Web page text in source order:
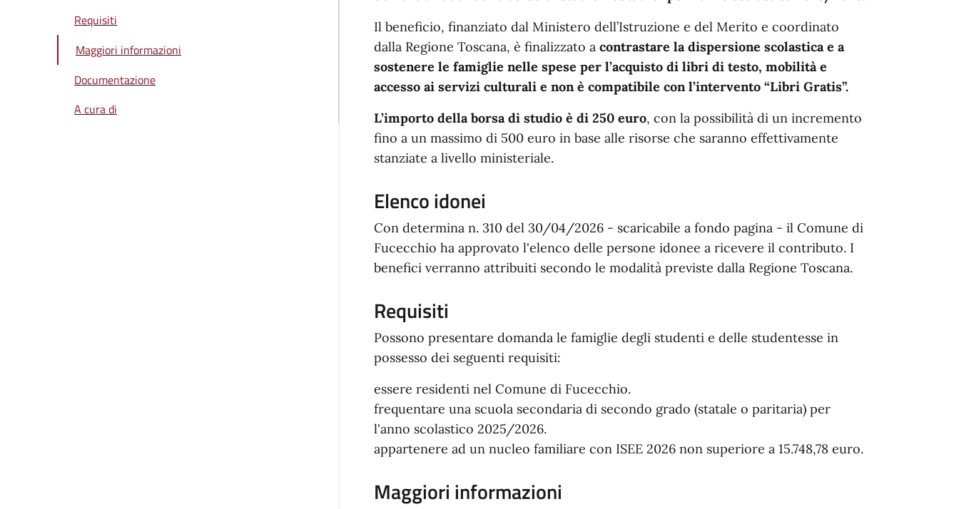
Requisiti
Maggiori informazioni
Documentazione
A cura di
Il beneficio, finanziato dal Ministero dell’Istruzione e del Merito e coordinato
dalla Regione Toscana, è finalizzato a contrastare la dispersione scolastica e a
sostenere le famiglie nelle spese per l’acquisto di libri di testo, mobilità e
accesso ai servizi culturali e non è compatibile con l’intervento “Libri Gratis”.
L’importo della borsa di studio è di 250 euro, con la possibilità di un incremento
fino a un massimo di 500 euro in base alle risorse che saranno effettivamente
stanziate a livello ministeriale.
Elenco idonei
Con determina n. 310 del 30/04/2026 - scaricabile a fondo pagina - il Comune di
Fucecchio ha approvato l'elenco delle persone idonee a ricevere il contributo. I
benefici verranno attribuiti secondo le modalità previste dalla Regione Toscana.
Requisiti
Possono presentare domanda le famiglie degli studenti e delle studentesse in
possesso dei seguenti requisiti:
essere residenti nel Comune di Fucecchio.
frequentare una scuola secondaria di secondo grado (statale o paritaria) per
l'anno scolastico 2025/2026.
appartenere ad un nucleo familiare con ISEE 2026 non superiore a 15.748,78 euro.
Maggiori informazioni